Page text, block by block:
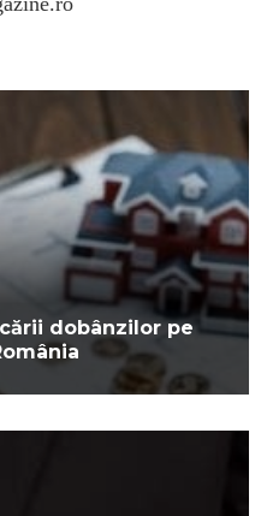
dobânzilor pe